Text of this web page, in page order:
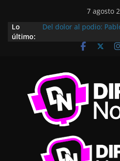
7 agosto
Lo
último:
Villa Fontana celebró
¿Cuales son los
Del paso por las calles
en Monte Cristo: así se
Metropolitano
Subió al ring para
dejando una lección de
Villa Santa Rosa
Turístico de